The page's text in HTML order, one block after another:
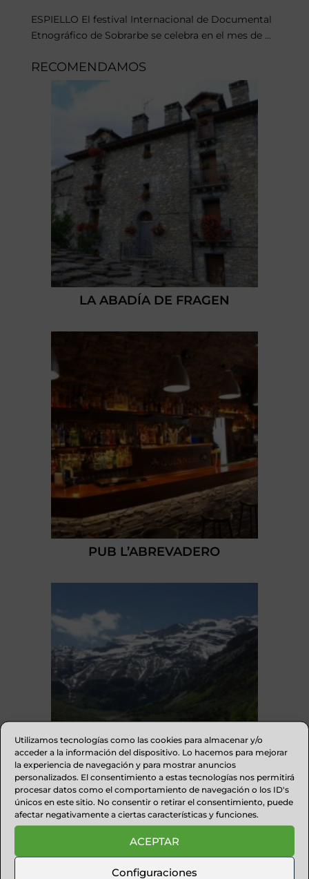
Utilizamos tecnologías como las cookies para almacenar y/o
acceder a la información del dispositivo. Lo hacemos para mejorar
la experiencia de navegación y para mostrar anuncios
personalizados. El consentimiento a estas tecnologías nos permitirá
procesar datos como el comportamiento de navegación o los ID's
únicos en este sitio. No consentir o retirar el consentimiento, puede
afectar negativamente a ciertas características y funciones.
ACEPTAR
Configuraciones
ESPIELLO El festival Internacional de Documental
Etnográfico de Sobrarbe se celebra en el mes de ...
RECOMENDAMOS
LA ABADÍA DE FRAGEN
PUB L’ABREVADERO
CASA RURAL LA BORDETA-
REMONDILLO